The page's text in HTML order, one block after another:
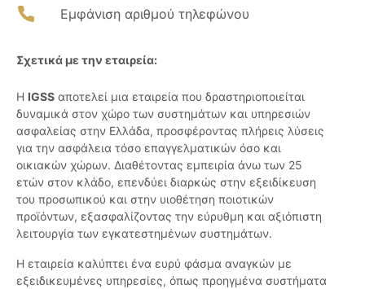
Εμφάνιση αριθμού τηλεφώνου
Σχετικά με την εταιρεία:
Η IGSS αποτελεί μια εταιρεία που δραστηριοποιείται
δυναμικά στον χώρο των συστημάτων και υπηρεσιών
ασφαλείας στην Ελλάδα, προσφέροντας πλήρεις λύσεις
για την ασφάλεια τόσο επαγγελματικών όσο και
οικιακών χώρων. Διαθέτοντας εμπειρία άνω των 25
ετών στον κλάδο, επενδύει διαρκώς στην εξειδίκευση
του προσωπικού και στην υιοθέτηση ποιοτικών
προϊόντων, εξασφαλίζοντας την εύρυθμη και αξιόπιστη
λειτουργία των εγκατεστημένων συστημάτων.
Η εταιρεία καλύπτει ένα ευρύ φάσμα αναγκών με
εξειδικευμένες υπηρεσίες, όπως προηγμένα συστήματα